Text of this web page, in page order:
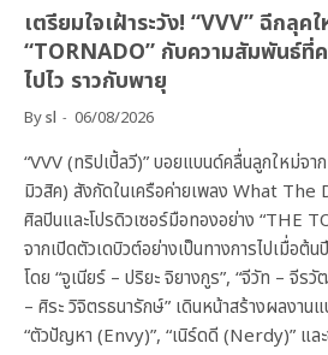
เตรียมใจเฝ้าระวัง! “VVV” ฉีกลุค
“TORNADO” กับความสัมพันธ์ที่ค
ไปไว ราวกับพายุ
Bysl 06/08/2026
“VVV (ทริปเปิ้ลวี)” บอยแบนด์คลื่นลูกใหม่จ
มิวสิค) สังกัดในเครือค่ายเพลง What The
ศิลปินและโปรดิวเซอร์มือทองอย่าง “THE
จากเปิดตัวเดบิวต์อย่างเป็นทางการไปเมื่อต้
โดย “จูเนียร์ – ปริยะ จิยางกูร”, “จีวัท – จีร
– ศิระ วิจิตรธนารักษ์” เดินหน้าสร้างผลงาน
“ตัวปัญหา (Envy)”, “เนิร์ดดี (Nerdy)” และ